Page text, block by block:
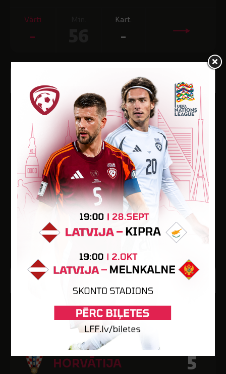
Vārti
-
Kart.
-
31 2023 14:30
2024. gada WU-19 EČ kvalifikācijas B līgas pirmā kārta
GRUZIJA 0
LATVIJA 0
Druzhba
Min.
65
Kart.
-
25OKT 11:00
2024. gada WU-19 EČ kvalifikācijas B līgas pirmā kārta
LATVIJA
HORVĀTIJA 5